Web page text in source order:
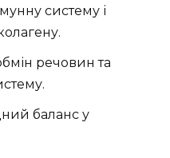
систему і
речовин та
баланс у